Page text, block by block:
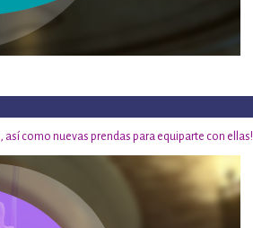
, así como nuevas prendas para equiparte con ellas!